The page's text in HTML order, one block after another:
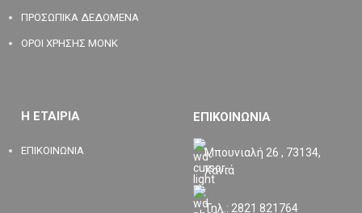
ΠΡΟΣΩΠΙΚΑ ΔΕΔΟΜΕΝΑ
ΟΡΟΙ ΧΡΗΣΗΣ MONK
Η ΕΤΑΙΡΙΑ
ΕΠΙΚΟΙΝΩΝΙΑ
ΕΠΙΚΟΙΝΩΝΙΑ
Μπουνιαλή 26 , 73134,
Χανιά
Τηλ.: 2821 821764